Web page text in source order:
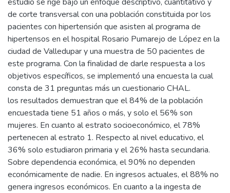
de corte transversal con una población constituida por los
pacientes con hipertensión que asisten al programa de
hipertensos en el hospital Rosario Pumarejo de López en la
ciudad de Valledupar y una muestra de 50 pacientes de
este programa. Con la finalidad de darle respuesta a los
objetivos específicos, se implementó una encuesta la cual
consta de 31 preguntas más un cuestionario CHAL.
los resultados demuestran que el 84% de la población
encuestada tiene 51 años o más, y solo el 56% son
mujeres. En cuanto al estrato socioeconómico, el 78%
pertenecen al estrato 1. Respecto al nivel educativo, el
36% solo estudiaron primaria y el 26% hasta secundaria.
Sobre dependencia económica, el 90% no dependen
económicamente de nadie. En ingresos actuales, el 88% no
genera ingresos económicos. En cuanto a la ingesta de